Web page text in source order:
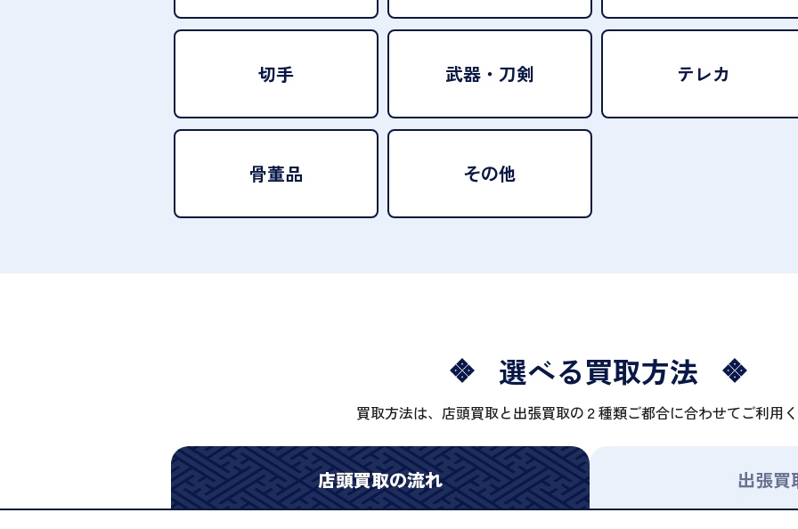
切手 武器・刀剣 テレカ
骨董品 その他
選べる買取方法
買取方法は、店頭買取と出張買取の２種類ご都合に合わせてご利用
店頭買取の流れ 出張買